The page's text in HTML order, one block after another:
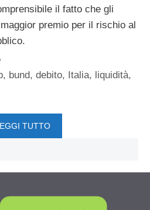
il fatto che gli
premio per il rischio al
, bund,debito, Italia, liquidità,
TUTTO